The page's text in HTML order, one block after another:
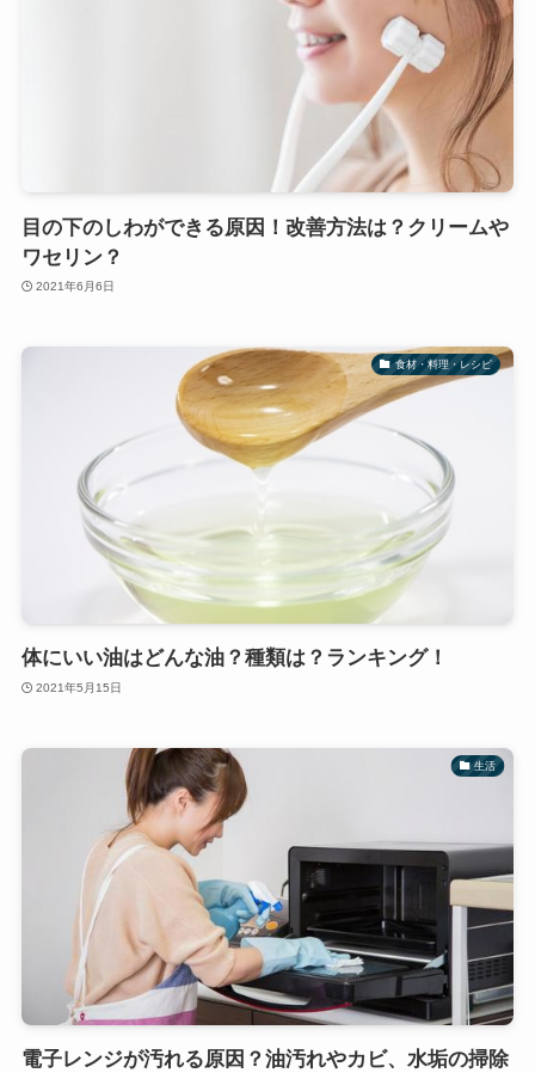
目の下のしわができる原因！改善方法は？クリームや
ワセリン？
2021年6月6日
食材・料理・レシピ
体にいい油はどんな油？種類は？ランキング！
2021年5月15日
生活
電子レンジが汚れる原因？油汚れやカビ、水垢の掃除